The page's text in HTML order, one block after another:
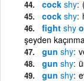
cock shy
cock shy
fight shy
şeyden
gun shy
gun shy
gun shy